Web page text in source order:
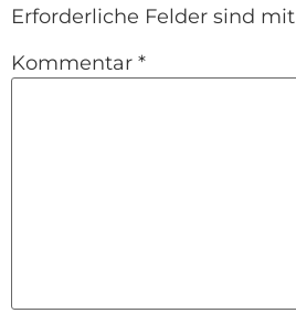
Erforderliche Felder sind mit
Kommentar *